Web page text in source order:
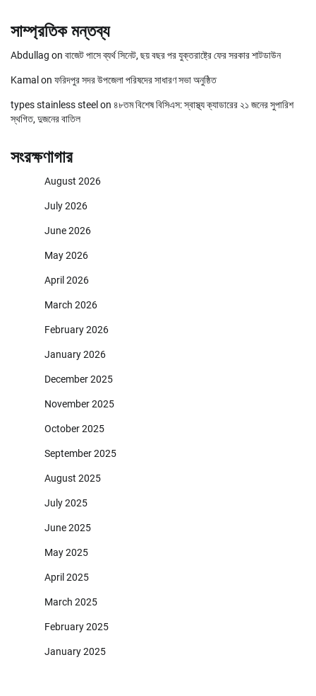
সাম্প্রতিক মন্তব্য
Abdullag on বাজেট পাসে ব্যর্থ সিনেট, ছয় বছর পর যুক্তরাষ্ট্রে ফের সরকার শাটডাউন
Kamal on ফরিদপুর সদর উপজেলা পরিষদের সাধারণ সভা অনুষ্ঠিত
types stainless steel on ৪৮তম বিশেষ বিসিএস: স্বাস্থ্য ক্যাডারের ২১ জনের সুপারিশ
স্থগিত, দুজনের বাতিল
সংরক্ষণাগার
August 2026
July 2026
June 2026
May 2026
April 2026
March 2026
February 2026
January 2026
December 2025
November 2025
October 2025
September 2025
August 2025
July 2025
June 2025
May 2025
April 2025
March 2025
February 2025
January 2025